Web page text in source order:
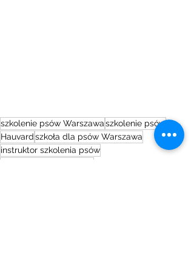
szkolenie psów Warszawaszkolenie psów
Hauvardszkoła dla psów Warszawa
instruktor szkolenia psów